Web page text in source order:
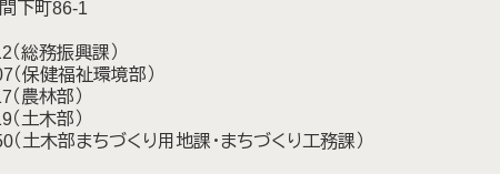
下町86-1
総務振興課）
保健福祉環境部）
農林部）
土木部）
土木部まちづくり用地課・まちづくり工務課）